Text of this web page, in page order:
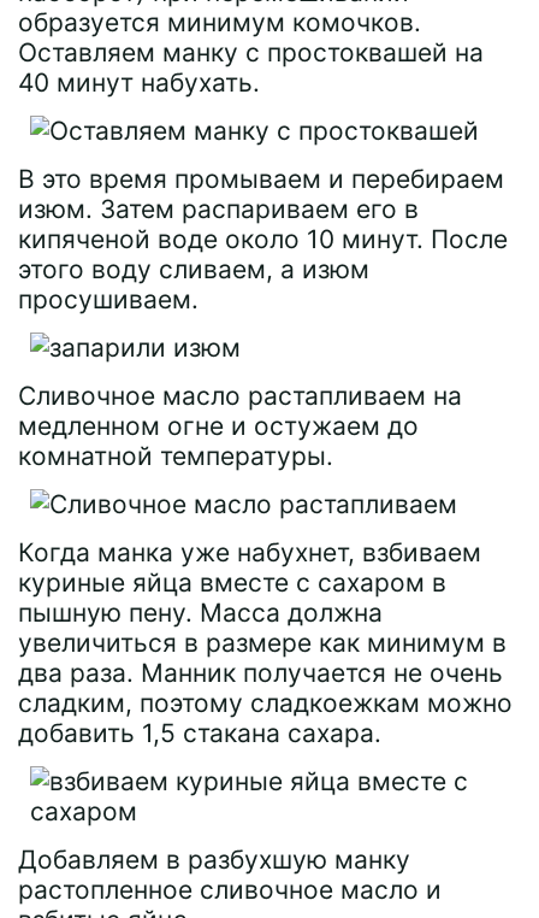
образуется минимум комочков.
Оставляем манку с простоквашей на
40 минут набухать.
В это время промываем и перебираем
изюм. Затем распариваем его в
кипяченой воде около 10 минут. После
этого воду сливаем, а изюм
просушиваем.
Сливочное масло растапливаем на
медленном огне и остужаем до
комнатной температуры.
Когда манка уже набухнет, взбиваем
куриные яйца вместе с сахаром в
пышную пену. Масса должна
увеличиться в размере как минимум в
два раза. Манник получается не очень
сладким, поэтому сладкоежкам можно
добавить 1,5 стакана сахара.
Добавляем в разбухшую манку
растопленное сливочное масло и